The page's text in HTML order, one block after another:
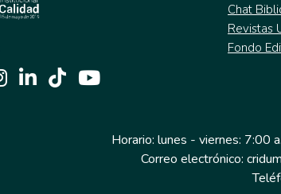
Chat
Revistas
Fondo
Horario: lunes - viernes: 7:00
Correo electrónico: